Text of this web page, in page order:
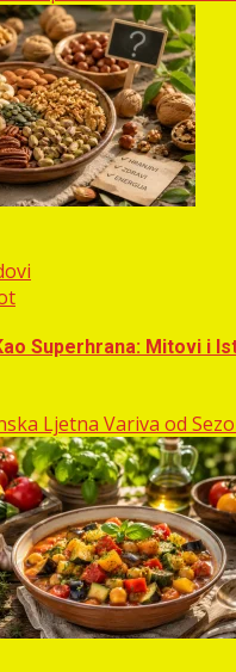
Superhrana: Mitovi i
Ljetna Variva od